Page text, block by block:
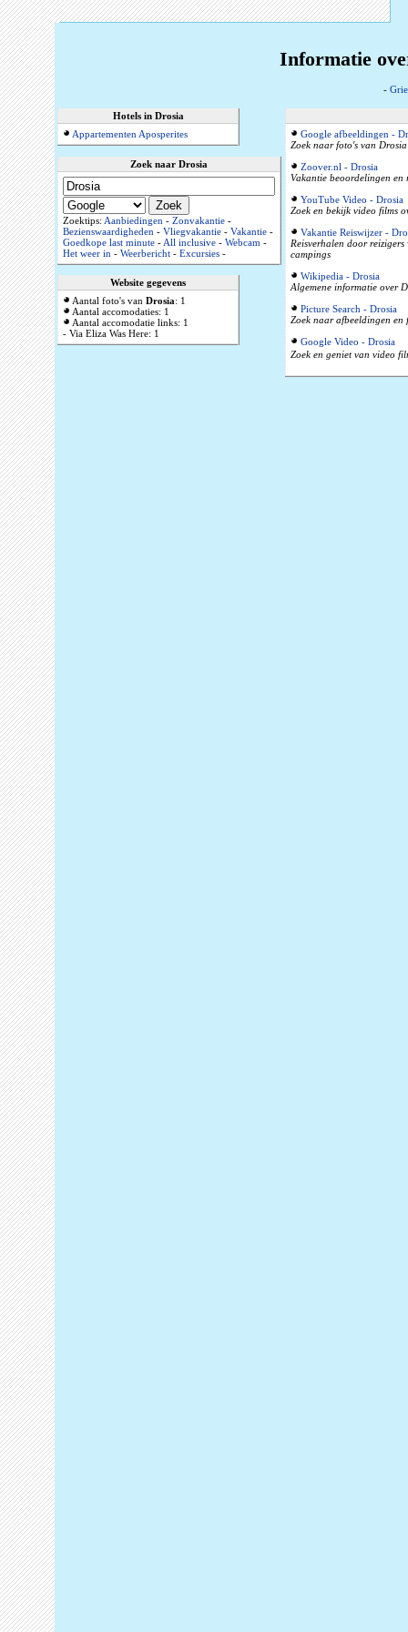
Informatie
-
Hotels in Drosia
Appartementen Aposperites
Zoek naar Drosia
Zoektips: Aanbiedingen - Zonvakantie -
Bezienswaardigheden - Vliegvakantie - Vakantie -
Goedkope last minute -All inclusive - Webcam -
Het weer in - Weerbericht - Excursies -
Website gegevens
Aantal foto's van Drosia: 1
Aantal accomodaties: 1
Aantal accomodatie links: 1
- Via Eliza Was Here: 1
Google afbeeldingen -
Zoek naar foto's van
Zoover.nl - Drosia
Vakantie beoordelingen en
YouTube Video - Drosia
Zoek en bekijk video films
Vakantie Reiswijzer -
Reisverhalen door
campings
Wikipedia - Drosia
Algemene informatie over
Picture Search - Drosia
Zoek naar afbeeldingen en
Google Video - Drosia
Zoek en geniet van video